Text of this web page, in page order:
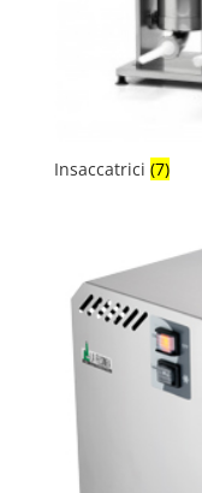
Insaccatrici (7)